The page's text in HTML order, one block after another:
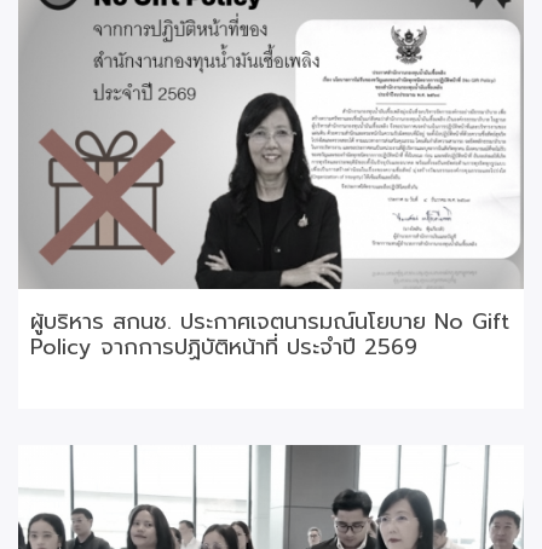
ผู้บริหาร สกนช. ประกาศเจตนารมณ์นโยบาย No Gift
Policy จากการปฏิบัติหน้าที่ ประจำปี 2569